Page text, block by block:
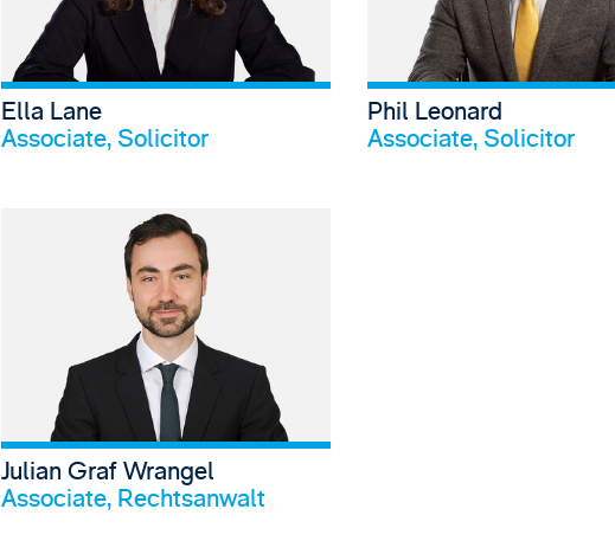
Ella Lane
Associate, Solicitor
Phil Leonard
Associate, Solicitor
View Agnieszka Stephenson's profile
Profil anschauen
Julian Graf Wrangel
Associate, Rechtsanwalt